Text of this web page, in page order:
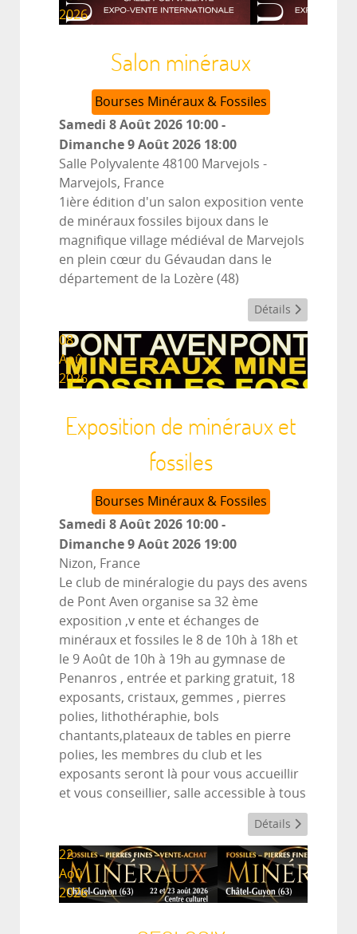
2026
Salon minéraux
Bourses Minéraux & Fossiles
Samedi 8 Août 2026 10:00-
Dimanche 9 Août 2026 18:00
Salle Polyvalente 48100 Marvejols -
Marvejols, France
1ière édition d'un salon exposition vente
de minéraux fossiles bijoux dans le
magnifique village médiéval de Marvejols
en plein cœur du Gévaudan dans le
département de la Lozère (48)
Détails
08
Aoû
2026
Exposition de minéraux et
fossiles
Bourses Minéraux & Fossiles
Samedi 8 Août 2026 10:00-
Dimanche 9 Août 2026 19:00
Nizon, France
Le club de minéralogie du pays des avens
de Pont Aven organise sa 32 ème
exposition ,v ente et échanges de
minéraux et fossiles le 8 de 10h à 18h et
le 9 Août de 10h à 19h au gymnase de
Penanros , entrée et parking gratuit, 18
exposants, cristaux, gemmes , pierres
polies, lithothéraphie, bols
chantants,plateaux de tables en pierre
polies, les membres du club et les
exposants seront là pour vous accueillir
et vous conseillier, salle accessible à tous
Détails
22
Aoû
2026